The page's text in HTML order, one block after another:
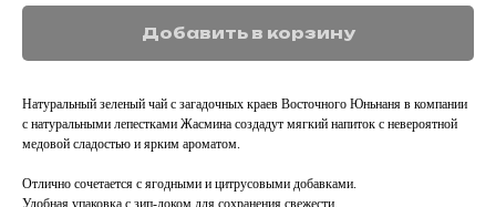
Добавить в корзину
Натуральный зеленый чай с загадочных краев Восточного Юньнаня в компании
с натуральными лепестками Жасмина создадут мягкий напиток с невероятной
медовой сладостью и ярким ароматом.
Отлично сочетается с ягодными и цитрусовыми добавками.
Удобная упаковка с зип-локом для сохранения свежести.